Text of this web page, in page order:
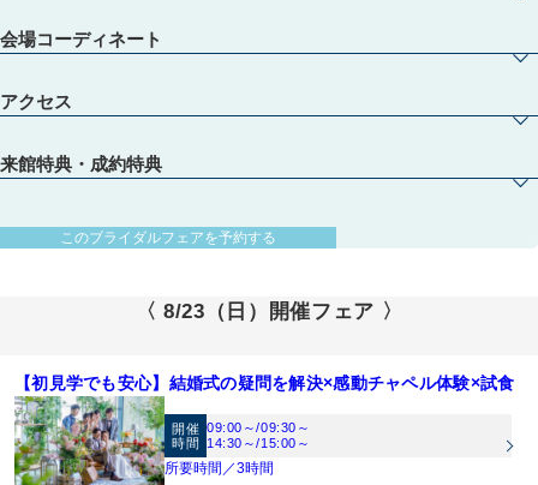
【初めての見学・列席経験０でも安心♪】スタイルグループのプロスタッフが安心
のフルサポート！おふたりにあった結婚式をご提案します。中でも、シャンデリア
【圧巻の絶景！天空チャペル】地上101ｍの天空のチャペルでの、挙式入場を体験♪
市内を一望できる景観を背景に、お二人の挙式シーンをイメージ♪
設・バリアフリー・101Mの絶景を体感できる当館。設備面も、景色や料理の演出
て創るフルオリジナル料理。オープンキッチン併設だからこそできるフランベ演出
はゲストからも大好評！お料理にこだわりたい方必見！！
【ドレスサロン併設！1,000点のラインナップ『ブライダルハウスTUTU』を体感】
全国提携ドレスショップが同ビル13Fに併設。花嫁を魅了し続けるドレスをご体験
ください※試着ご希望の方は事前にお問合せ下さい。【取り扱いブランド】プロノ
会場コーディネート
【開放感あふれるワンフロア貸切会場】1組貸切の為、ロビー、挙式会場、披露宴
アクセス
来館特典・成約特典
このブライダルフェアを予約する
〈 8/23（日）開催フェア 〉
【初見学でも安心】結婚式の疑問を解決×感動チャペル体験×試食
開催
時間
09:00～/09:30～
14:30～/15:00～
所要時間／3時間